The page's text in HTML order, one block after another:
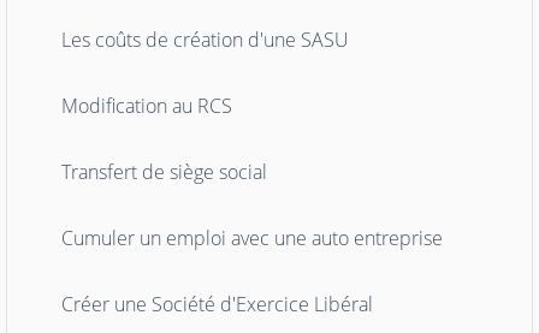
Les coûts de création d'une SASU
Modification au RCS
Transfert de siège social
Cumuler un emploi avec une auto entreprise
Créer une Société d'Exercice Libéral